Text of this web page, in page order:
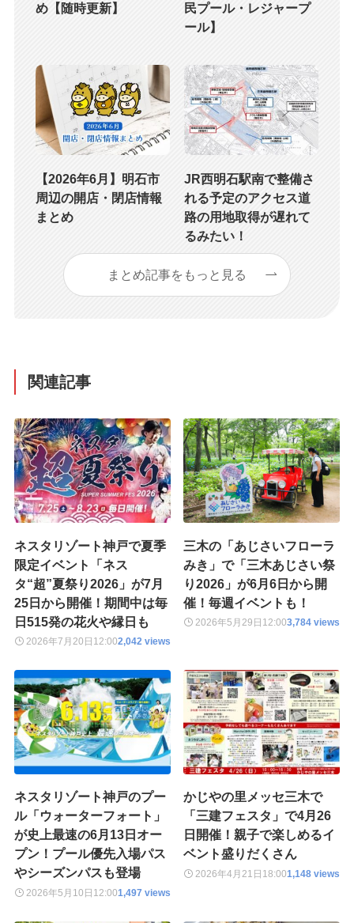
め【随時更新】
民プール・レジャープ
ール】
【2026年6月】明石市
周辺の開店・閉店情報
まとめ
JR西明石駅南で整備さ
れる予定のアクセス道
路の用地取得が遅れて
るみたい！
まとめ記事をもっと見る
関連記事
ネスタリゾート神戸で夏季
限定イベント「ネス
タ“超”夏祭り2026」が7月
25日から開催！期間中は毎
日515発の花火や縁日も
2026年7月20日 12:002,042 views
三木の「あじさいフローラ
みき」で「三木あじさい祭
り2026」が6月6日から開
催！毎週イベントも！
2026年5月29日 12:003,784 views
ネスタリゾート神戸のプー
ル「ウォーターフォート」
が史上最速の6月13日オー
プン！プール優先入場パス
やシーズンパスも登場
2026年5月10日 12:001,497 views
かじやの里メッセ三木で
「三建フェスタ」で4月26
日開催！親子で楽しめるイ
ベント盛りだくさん
2026年4月21日 18:001,148 views